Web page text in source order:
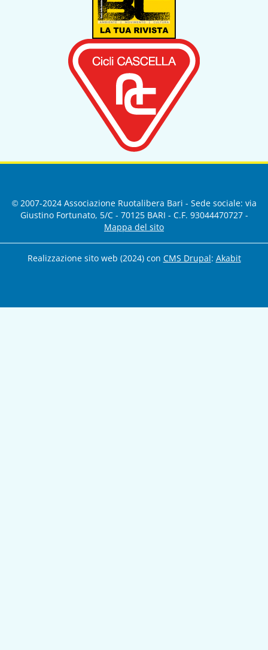
© 2007-2024 Associazione Ruotalibera Bari - Sede sociale: via
Giustino Fortunato, 5/C - 70125 BARI - C.F. 93044470727 -
Mappa del sito
Realizzazione sito web (2024) con CMS Drupal: Akabit